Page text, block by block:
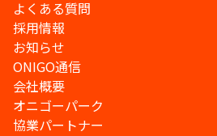
よくある質問
採用情報
お知らせ
ONIGO通信
会社概要
オニゴーパーク
協業パートナー